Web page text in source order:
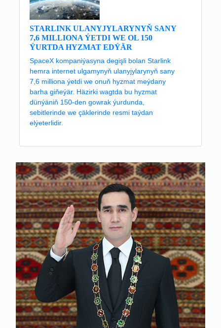
STARLINK ULANYJYLARYNYŇ SANY
7,6 MILLIONA ÝETDI WE OL 150
ÝURTDA HYZMAT EDÝÄR
SpaceX kompaniýasyna degişli bolan Starlink
hemra internet ulgamynyň ulanyjylarynyň sany
7,6 milliona ýetdi we onuň hyzmat meýdany
barha giňeýär. Häzirki wagtda bu hyzmat
dünýäniň 150-den gowrak ýurdunda,
sebitlerinde we çäklerinde resmi taýdan
elýeterlidir.